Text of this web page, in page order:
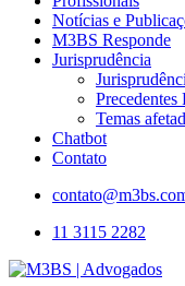
Notícias e
M3BS Responde
Jurisprudência
Temas
Chatbot
Contato
11 3115 2282